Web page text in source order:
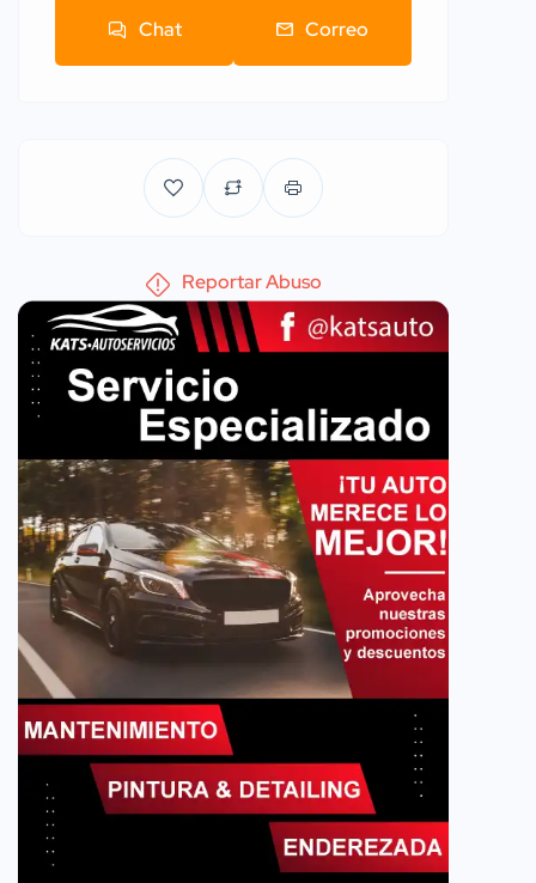
Chat Correo
Reportar Abuso